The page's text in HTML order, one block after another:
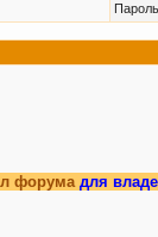
Пароль
для владельцев